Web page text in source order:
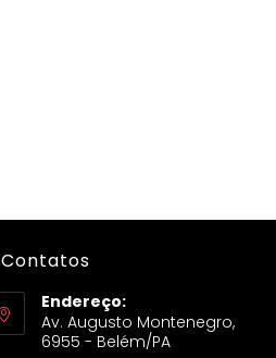
Contatos
Endereço:
Av. Augusto Montenegro,
6955 - Belém/PA